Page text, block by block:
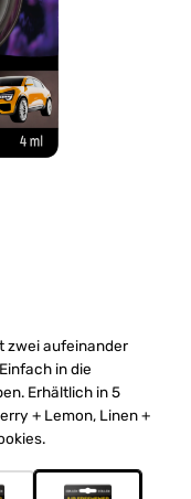
zwei aufeinander
in die
Erhältlich in 5
+ Lemon, Linen +